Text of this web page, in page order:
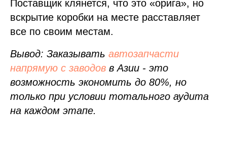
Поставщик клянется, что это «орига», но
вскрытие коробки на месте расставляет
все по своим местам.
Вывод: Заказывать автозапчасти
напрямую с заводов в Азии - это
возможность экономить до 80%, но
только при условии тотального аудита
на каждом этапе.